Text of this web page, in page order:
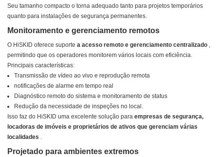
Seu tamanho compacto o torna adequado tanto para projetos temporários
quanto para instalações de segurança permanentes.
Monitoramento e gerenciamento remotos
O HiSKID oferece suporte a acesso remoto e gerenciamento centralizado ,
permitindo que os operadores monitorem vários locais com eficiência.
Principais características:
Transmissão de vídeo ao vivo e reprodução remota
notificações de alarme em tempo real
Diagnóstico remoto do sistema e monitoramento de status
Redução da necessidade de inspeções no local.
Isso faz do HiSKID uma excelente solução para empresas de segurança,
locadoras de imóveis e proprietários de ativos que gerenciam várias
localidades .
Projetado para ambientes extremos